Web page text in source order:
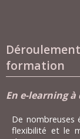
formation
En e-learning à
De nombreuses
flexibilité et le